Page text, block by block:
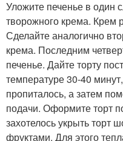
Уложите печенье в один
творожного крема. Крем
Сделайте аналогично
крема. Последним
печенье. Дайте торту
температуре 30-40
пропиталось, а затем
подачи. Оформите торт
захотелось укрыть торт
фруктами. Для этого